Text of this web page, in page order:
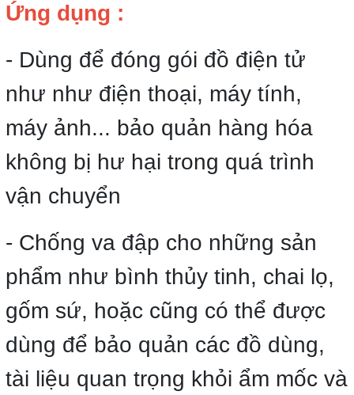
Ứng dụng :
- Dùng để đóng gói đồ điện tử
như như điện thoại, máy tính,
máy ảnh... bảo quản hàng hóa
không bị hư hại trong quá trình
vận chuyển
- Chống va đập cho những sản
phẩm như bình thủy tinh, chai lọ,
gốm sứ, hoặc cũng có thể được
dùng để bảo quản các đồ dùng,
tài liệu quan trọng khỏi ẩm mốc và